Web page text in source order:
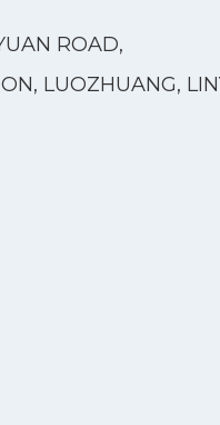
ROAD,
LUOZHUANG,